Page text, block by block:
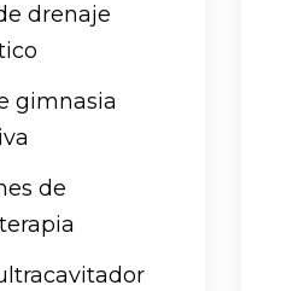
drenaje
gimnasia
de